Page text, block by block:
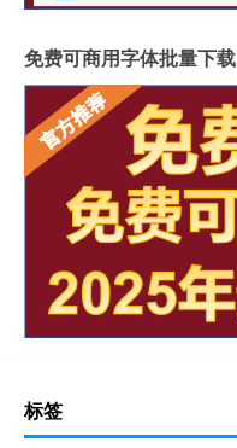
免费可商用字体批量下载
标签